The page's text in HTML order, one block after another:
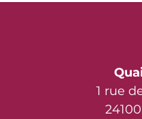
1 rue